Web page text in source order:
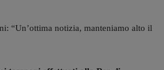
“Un’ottima notizia, manteniamo alto il